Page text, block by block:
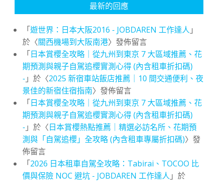
最新的回應
「遊世界：日本大阪2016 - JOBDAREN 工作達人 」
於〈關西機場到大阪南港〉發佈留言
「日本賞櫻全攻略｜從九州到東京 7 大區域推薦、花
期預測與親子自駕追櫻實測心得 (內含租車折扣碼)
- 」於〈2025 新宿車站飯店推薦｜10 間交通便利、夜
景佳的新宿住宿指南〉發佈留言
「日本賞櫻全攻略｜從九州到東京 7 大區域推薦、花
期預測與親子自駕追櫻實測心得 (內含租車折扣碼)
- 」於〈日本賞櫻熱點推薦｜精選必訪名所、花期預
測與「自駕追櫻」全攻略 (內含租車專屬折扣碼)〉發
佈留言
「2026 日本租車自駕全攻略：Tabirai、TOCOO 比
價與保險 NOC 避坑 - JOBDAREN 工作達人 」於